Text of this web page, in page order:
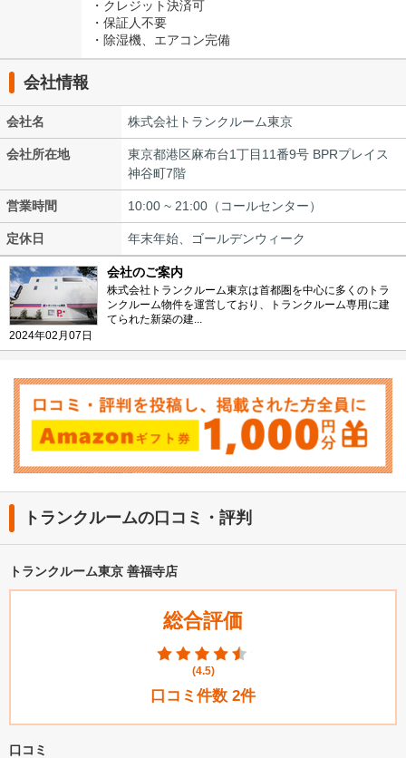
・クレジット決済可
・保証人不要
・除湿機、エアコン完備
会社情報
会社名 株式会社トランクルーム東京
会社所在地
東京都港区麻布台1丁目11番9号 BPRプレイス
神谷町7階
営業時間 10:00 ~ 21:00（コールセンター）
定休日 年末年始、ゴールデンウィーク
2024年02月07日
会社のご案内
株式会社トランクルーム東京は首都圏を中心に多くのトラ
ンクルーム物件を運営しており、トランクルーム専用に建
てられた新築の建...
トランクルームの口コミ・評判
トランクルーム東京 善福寺店
総合評価
(4.5)
口コミ件数 2件
口コミ